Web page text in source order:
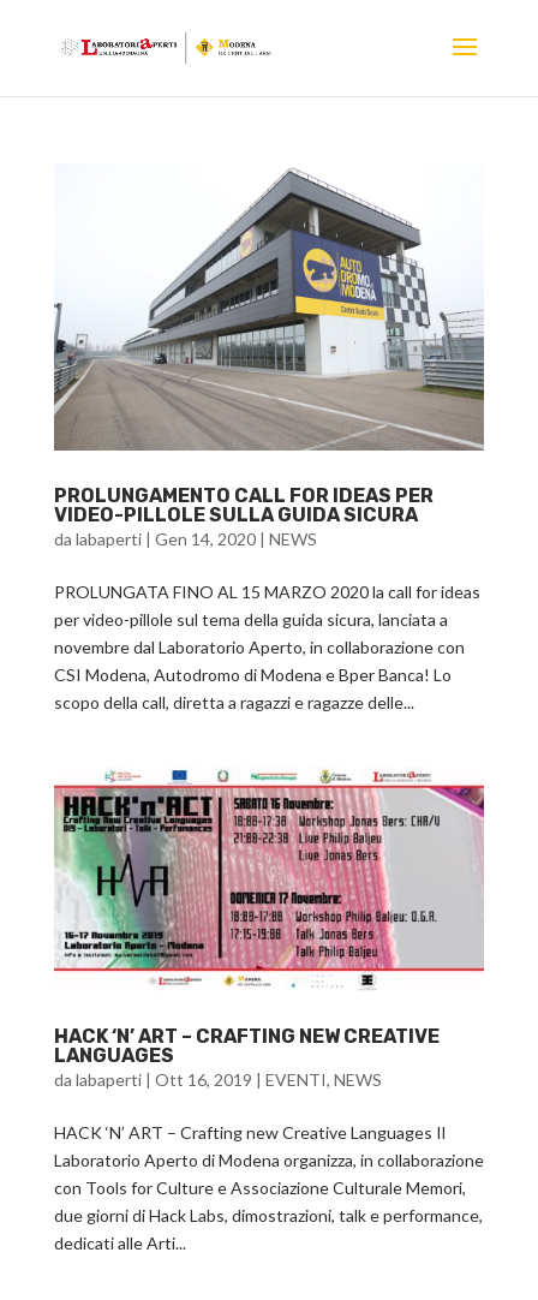
PROLUNGAMENTO CALL FOR IDEAS PER
VIDEO-PILLOLE SULLA GUIDA SICURA
da labaperti| Gen 14, 2020| NEWS
PROLUNGATA FINO AL 15 MARZO 2020 la call for ideas
per video-pillole sul tema della guida sicura, lanciata a
novembre dal Laboratorio Aperto, in collaborazione con
CSI Modena, Autodromo di Modena e Bper Banca! Lo
scopo della call, diretta a ragazzi e ragazze delle...
HACK ‘N’ ART – CRAFTING NEW CREATIVE
LANGUAGES
da labaperti| Ott 16, 2019 | EVENTI, NEWS
HACK ‘N’ ART – Crafting new Creative Languages Il
Laboratorio Aperto di Modena organizza, in collaborazione
con Tools for Culture e Associazione Culturale Memori,
due giorni di Hack Labs, dimostrazioni, talk e performance,
dedicati alle Arti...